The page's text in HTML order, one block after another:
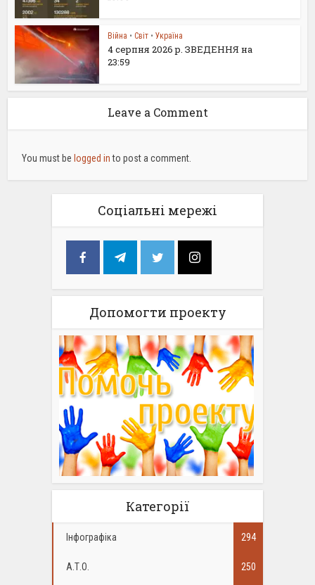
Війна • Світ • Україна
4 серпня 2026 р. ЗВЕДЕННЯ на
23:59
Leave a Comment
You must be logged into post a comment.
Соціальні мережі
Допомогти проекту
Категорії
Інфографіка 294
А.Т.О. 250